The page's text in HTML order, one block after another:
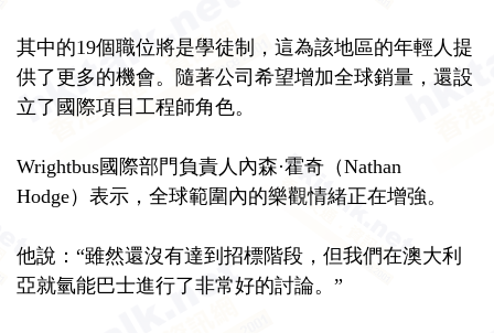
其中的19個職位將是學徒制，這為該地區的年輕人提
供了更多的機會。隨著公司希望增加全球銷量，還設
立了國際項目工程師角色。
Wrightbus國際部門負責人內森·霍奇（Nathan
Hodge）表示，全球範圍內的樂觀情緒正在增強。
他說：“雖然還沒有達到招標階段，但我們在澳大利
亞就氫能巴士進行了非常好的討論。”